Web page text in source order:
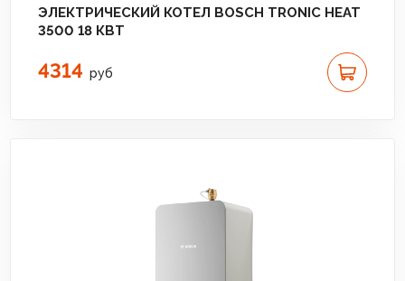
ЭЛЕКТРИЧЕСКИЙ КОТЕЛ BOSCH TRONIC HEAT
3500 18 КВТ
4314 руб